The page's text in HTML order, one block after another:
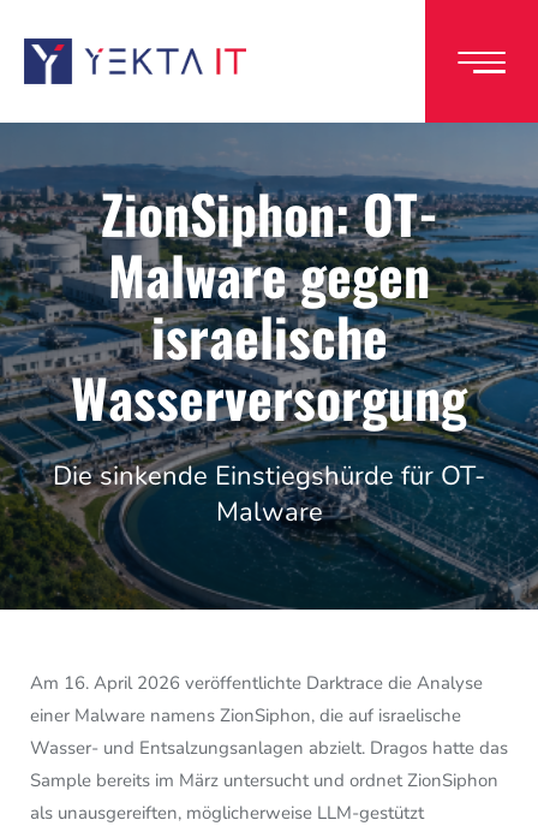
ZionSiphon: OT-
Malware gegen
israelische
Wasserversorgung
Die sinkende Einstiegshürde für OT-
Malware
Image
Am 16. April 2026 veröffentlichte Darktrace die Analyse
einer Malware namens ZionSiphon, die auf israelische
Wasser- und Entsalzungsanlagen abzielt. Dragos hatte das
Sample bereits im März untersucht und ordnet ZionSiphon
als unausgereiften, möglicherweise LLM-gestützt